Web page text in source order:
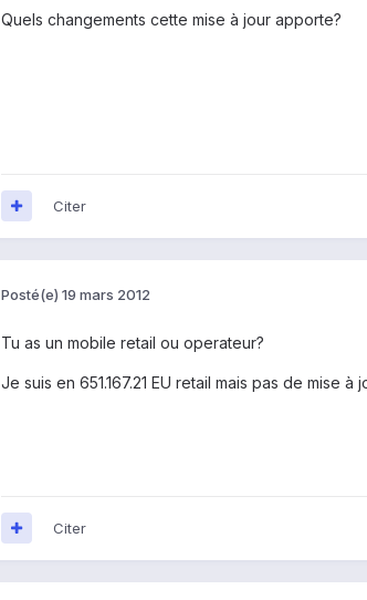
Quels changements cette mise à jour apporte?
Citer
Posté(e) 19 mars 2012
Tu as un mobile retail ou operateur?
Je suis en 651.167.21 EU retail mais pas de mise à
Citer